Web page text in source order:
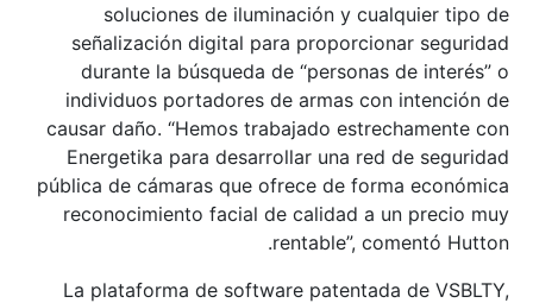
soluciones de iluminación y cualquier tipo de
señalización digital para proporcionar seguridad
durante la búsqueda de “personas de interés” o
individuos portadores de armas con intención de
causar daño. “Hemos trabajado estrechamente con
Energetika para desarrollar una red de seguridad
pública de cámaras que ofrece de forma económica
reconocimiento facial de calidad a un precio muy
rentable”, comentó Hutton.
La plataforma de software patentada de VSBLTY,